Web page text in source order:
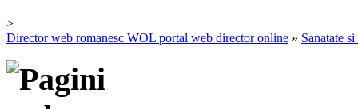
>
Director web romanesc WOL portal web director online » Sanatate